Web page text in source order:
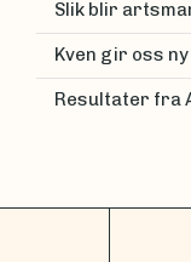
Slik blir
Kven gir oss
Resultater fra